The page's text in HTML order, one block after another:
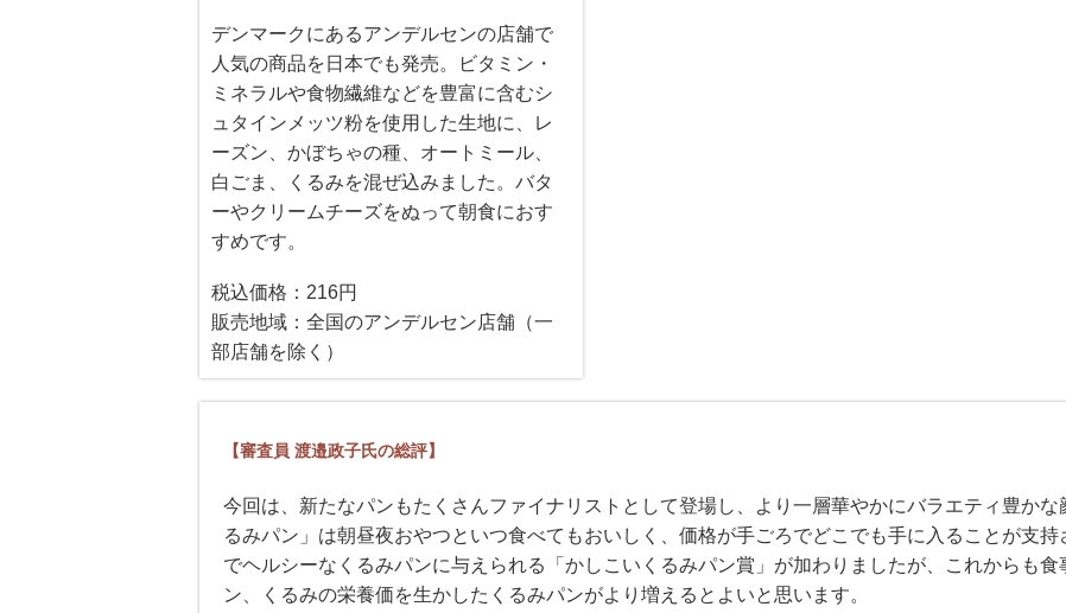
デンマークにあるアンデルセンの店舗で
人気の商品を日本でも発売。ビタミン・
ミネラルや食物繊維などを豊富に含むシ
ュタインメッツ粉を使用した生地に、レ
ーズン、かぼちゃの種、オートミール、
白ごま、くるみを混ぜ込みました。バタ
ーやクリームチーズをぬって朝食におす
すめです。
税込価格：216円
販売地域：全国のアンデルセン店舗（一
部店舗を除く）
【審査員 渡邉政子氏の総評】
今回は、新たなパンもたくさんファイナリストとして登場し、より一層華やかにバラエティ豊かな
るみパン」は朝昼夜おやつといつ食べてもおいしく、価格が手ごろでどこでも手に入ることが支
でヘルシーなくるみパンに与えられる「かしこいくるみパン賞」が加わりましたが、これからも
ン、くるみの栄養価を生かしたくるみパンがより増えるとよいと思います。